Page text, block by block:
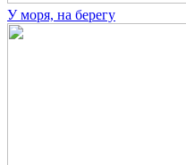
У моря, на берегу